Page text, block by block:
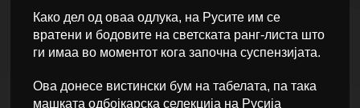
Како дел од оваа одлука, на Русите им се
вратени и бодовите на светската ранг-листа што
ги имаа во моментот кога започна суспензијата.
Ова донесе вистински бум на табелата, па така
машката одбојкарска селекција на Русија